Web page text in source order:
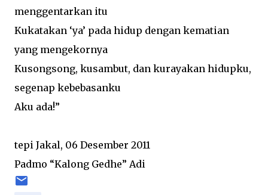
menggentarkan itu
Kukatakan ‘ya’ pada hidup dengan kematian
yang mengekornya
Kusongsong, kusambut, dan kurayakan hidupku,
segenap kebebasanku
Aku ada!”
tepi Jakal, 06 Desember 2011
Padmo “Kalong Gedhe” Adi